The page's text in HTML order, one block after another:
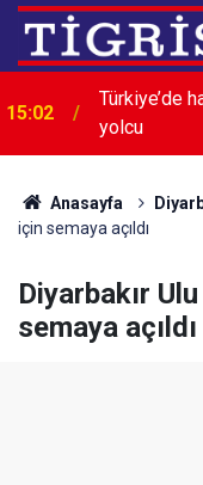
15:02
Türkiye’de
yolcu
Anasayfa
için semaya açıldı
Diyarbakır
semaya açıldı